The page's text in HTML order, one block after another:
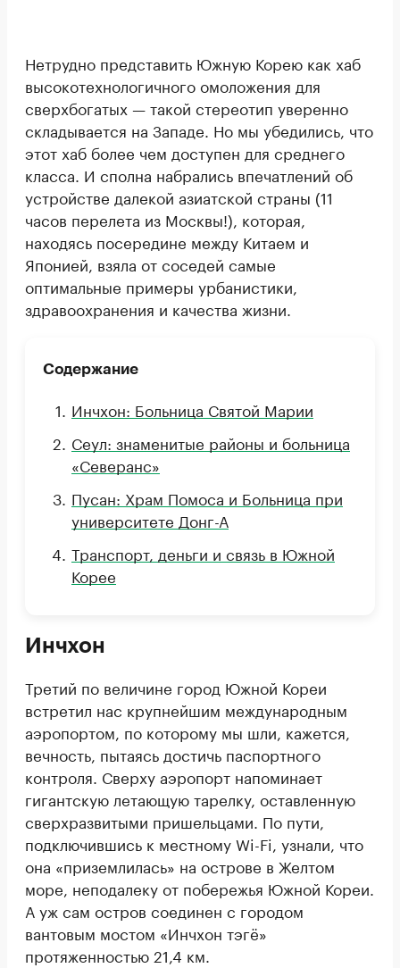
Нетрудно представить Южную Корею как хаб
высокотехнологичного омоложения для
сверхбогатых — такой стереотип уверенно
складывается на Западе. Но мы убедились, что
этот хаб более чем доступен для среднего
класса. И сполна набрались впечатлений об
устройстве далекой азиатской страны (11
часов перелета из Москвы!), которая,
находясь посередине между Китаем и
Японией, взяла от соседей самые
оптимальные примеры урбанистики,
здравоохранения и качества жизни.
Содержание
Инчхон: Больница Святой Марии
Сеул: знаменитые районы и больница
«Северанс»
Пусан: Храм Помоса и Больница при
университете Донг-А
Транспорт, деньги и связь в Южной
Корее
Инчхон
Третий по величине город Южной Кореи
встретил нас крупнейшим международным
аэропортом, по которому мы шли, кажется,
вечность, пытаясь достичь паспортного
контроля. Сверху аэропорт напоминает
гигантскую летающую тарелку, оставленную
сверхразвитыми пришельцами. По пути,
подключившись к местному Wi-Fi, узнали, что
она «приземлилась» на острове в Желтом
море, неподалеку от побережья Южной Кореи.
А уж сам остров соединен с городом
вантовым мостом «Инчхон тэгё»
протяженностью 21,4 км.